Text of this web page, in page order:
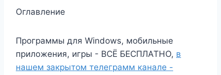
Оглавление
Программы для Windows, мобильные
приложения, игры - ВСЁ БЕСПЛАТНО, в
нашем закрытом телеграмм канале -